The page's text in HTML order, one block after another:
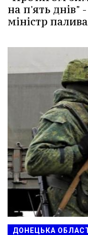
на п'ять днів"
міністр
ДОНЕЦЬКА